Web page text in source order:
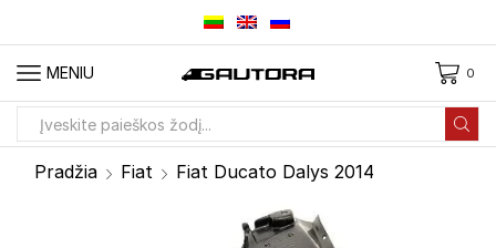
MENIU 0
Pradžia Fiat Fiat Ducato Dalys 2014